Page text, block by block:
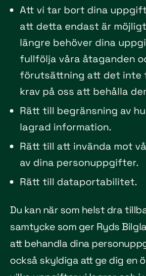
Att vi tar bort dina
att detta endast är
längre behöver dina
fullfölja våra åtaganden
förutsättning att det inte
krav på oss att behålla
Rätt till begränsning av
lagrad information.
Rätt till att invända mot
av dina personuppgifter.
Rätt till dataportabilitet.
Du kan när som helst dra
samtycke som ger Ryds
att behandla dina
också skyldiga att ge dig en